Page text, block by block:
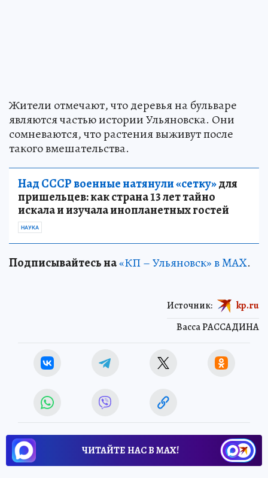
Жители отмечают, что деревья на бульваре
являются частью истории Ульяновска. Они
сомневаются, что растения выживут после
такого вмешательства.
Над СССР военные натянули «сетку»для
пришельцев: как страна 13 лет тайно
искала и изучала инопланетных гостей
НАУКА
Подписывайтесь на«КП – Ульяновск» в MAX.
Васса РАССАДИНА
Источник: kp.ru
ЧИТАЙТЕ НАС В МАХ!